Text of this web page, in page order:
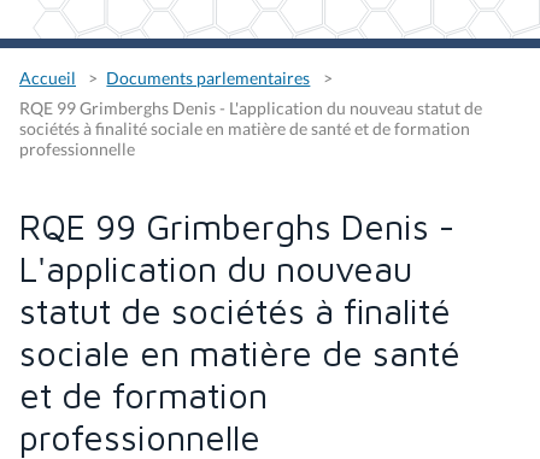
Accueil
Documents parlementaires
RQE 99 Grimberghs Denis - L'application du nouveau statut de
sociétés à finalité sociale en matière de santé et de formation
professionnelle
RQE 99 Grimberghs Denis -
L'application du nouveau
statut de sociétés à finalité
sociale en matière de santé
et de formation
professionnelle